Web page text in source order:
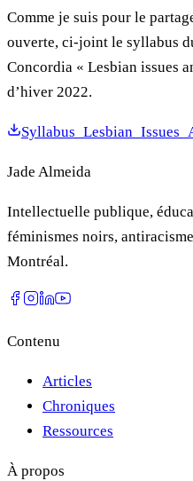
Comme je suis pour le
ouverte, ci-joint le syllabus
Concordia « Lesbian issues
d’hiver 2022.
Jade Almeida
Intellectuelle publique,
féminismes noirs,
Montréal.
Contenu
Articles
Chroniques
Ressources
À propos